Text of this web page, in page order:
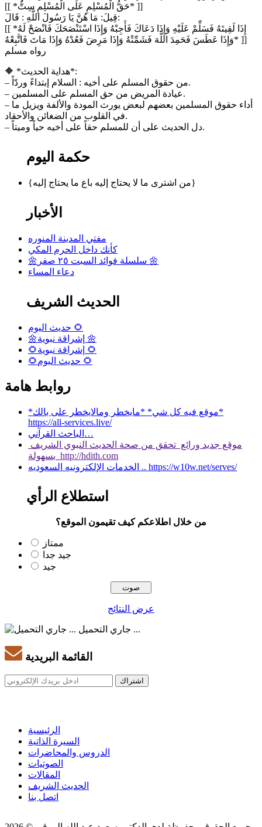
[[ *حَقُّ الْمُسْلِمِ عَلَى الْمُسْلِمِ سِتٌّ* ]]
قِيلَ: مَا هُنَّ يَا رَسُولَ اللَّهِ : قَالَ:
[[ *إِذَا لَقِيتَهُ فَسَلِّمْ عَلَيْهِ وَإِذَا دَعَاكَ فَأَجِبْهُ وَإِذَا اسْتَنْصَحَكَ فَانْصَحْ لَهُ
وَإِذَا عَطَسَ فَحَمِدَ اللَّهَ فَشَمِّتْهُ وَإِذَا مَرِضَ فَعُدْهُ وَإِذَا مَاتَ فَاتَّبِعْهُ* ]]
رواه مسلم
🔶 *هداية الحديث*:
– من حقوق المسلم على أخيه : السلام إبتداءً وردّاً.
– عيادة المريض من حق المسلم على المسلمين.
– أداء حقوق المسلمين بعضهم لبعض يورث المودة والألفة ويزيل ما
في القلوب من الضغائن والأحقاد.
– دل الحديث على أن للمسلم حقاً على أخيه حياً وميتاً.
حكمة اليوم
{من اشترى ما لا يحتاج إليه باع ما يحتاج إليه}
الأخبار
مفتي المدينة المنوره
كأنك داخل الحرم المكي
🌼سلسلة فوائد السبت ٢٥ صفر 🌼
دعاء المساء
الحديث الشريف
حديث اليوم 🌻
🌼إشراقة نبوية 🌼
🌻إشراقة نبوية 🌻
🌻حديث اليوم 🌻
روابط هامة
*موقع فيه كل شي* *مايخطر ومالايخطر على بالك*
https://all-services.live/
الباحث القرآني…
موقع جديد ورائع تحقق من صحة الحديث النبوي الشريف
بسهولة http://hdith.com
الخدمات الإلكترونيه السعوديه .. https://w10w.net/serves/
استطلاع الرأي
من خلال اطلاعكم كيف تقيمون الموقع؟
ممتاز
جيد جدا
جيد
عرض النتائج
جاري التحميل ...
القائمة البريدية
الرئيسية
السيرة الذاتية
الدروس والمحاضرات
الصوتيات
المقالات
الحديث الشريف
اتصل بنا